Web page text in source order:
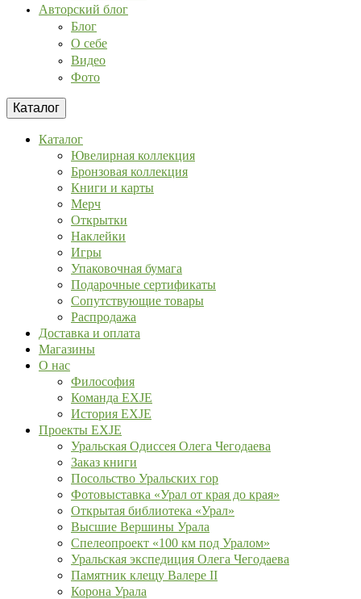
Авторский блог
Блог
О себе
Видео
Фото
Каталог
Каталог
Ювелирная коллекция
Бронзовая коллекция
Книги и карты
Мерч
Открытки
Наклейки
Игры
Упаковочная бумага
Подарочные сертификаты
Сопутствующие товары
Распродажа
Доставка и оплата
Магазины
О нас
Философия
Команда EXJE
История EXJE
Проекты EXJE
Уральская Одиссея Олега Чегодаева
Заказ книги
Посольство Уральских гор
Фотовыставка «Урал от края до края»
Открытая библиотека «Урал»
Высшие Вершины Урала
Спелеопроект «100 км под Уралом»
Уральская экспедиция Олега Чегодаева
Памятник клещу Валере II
Корона Урала